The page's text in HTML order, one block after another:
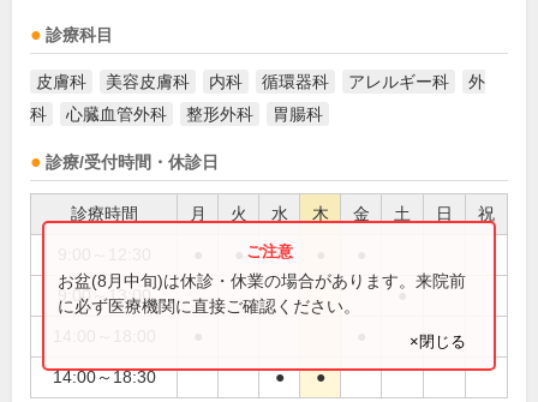
診療科目
皮膚科 美容皮膚科 内科 循環器科 アレルギー科
外
科
心臓血管外科 整形外科 胃腸科
診療/受付時間・休診日
診療時間 月 火 水 木 金 土 日 祝
●
9:00～13:00 ●
14:00～18:30 ● ●
お盆(8月中旬)は休診・休業の場合があります。来院前
に必ず医療機関に直接ご確認ください。
×閉じる